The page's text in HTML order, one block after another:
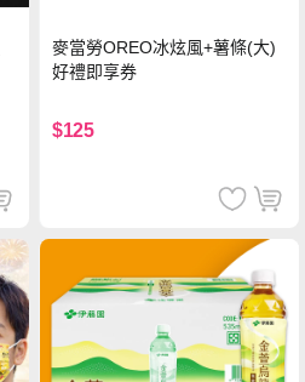
麥當勞OREO冰炫風+薯條(大)
好禮即享券
$125